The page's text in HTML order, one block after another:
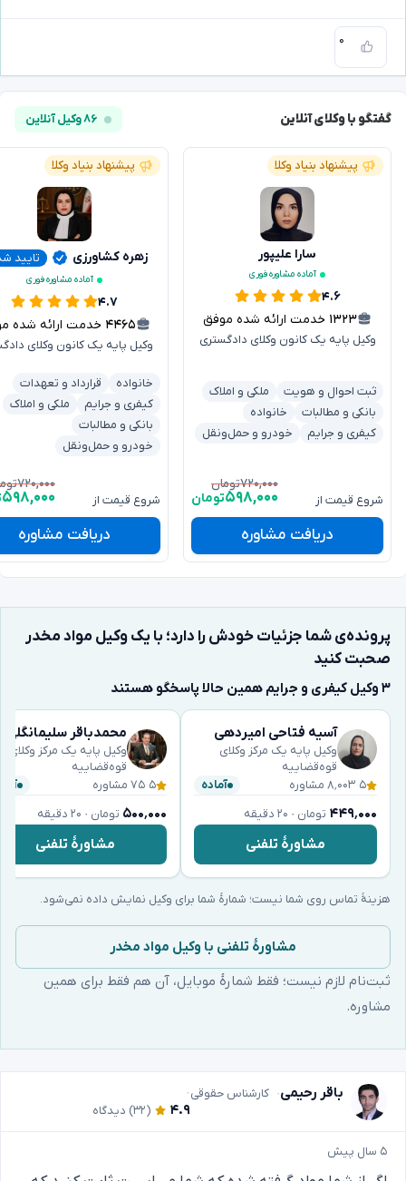
۰
گفتگو با وکلای آنلاین ۸۶ وکیل آنلاین
پیشنهاد بنیاد وکلا
سارا علیپور
آماده مشاوره فوری
۴.۶
۱۳۲۳ خدمت ارائه شده موفق
وکیل پایه یک کانون وکلای دادگستری
ثبت احوال و هویت
ملکی و املاک
بانکی و مطالبات
خانواده
کیفری و جرایم
خودرو و حمل‌ونقل
شروع قیمت از
۷۲۰,۰۰۰تومان
۵۹۸,۰۰۰تومان
دریافت مشاوره
پیشنهاد بنیاد وکلا
زهره کشاورزی تایید
آماده مشاوره فوری
۴.۷
۴۴۶۵ خدمت ارائه شده موفق
وکیل پایه یک کانون وکلای
خانواده
قرارداد و تعهدات
کیفری و جرایم
ملکی و املاک
بانکی و مطالبات
خودرو و حمل‌ونقل
شروع قیمت از
۷۲۰,۰۰۰
۵۹۸,۰۰۰
دریافت مشاوره
پرونده‌ی شما جزئیات خودش را دارد؛ با یک وکیل مواد مخدر
صحبت کنید
۳ وکیل کیفری و جرایم همین حالا پاسخگو هستند
آسیه فتاحی امیردهی
وکیل پایه یک مرکز وکلای
قوه‌قضاییه
۵ ۸٬۰۰۳ مشاوره آماده
۴۴۹٬۰۰۰ تومان · ۲۰ دقیقه
مشاورهٔ تلفنی
محمدباقر سلیمانگلی
وکیل پایه یک مرکز وکلای
قوه‌قضاییه
۵ ۷۵ مشاوره
۵۰۰٬۰۰۰ تومان · ۲۰ دقیقه
مشاورهٔ تلفنی
هزینهٔ تماس روی شما نیست؛ شمارهٔ شما برای وکیل نمایش داده نمی‌شود.
مشاورهٔ تلفنی با وکیل مواد مخدر
ثبت‌نام لازم نیست؛ فقط شمارهٔ موبایل، آن هم فقط برای همین
مشاوره.
باقر رحیمی کارشناس حقوقی
۴.۹ (۳۲) دیدگاه
۵ سال پیش